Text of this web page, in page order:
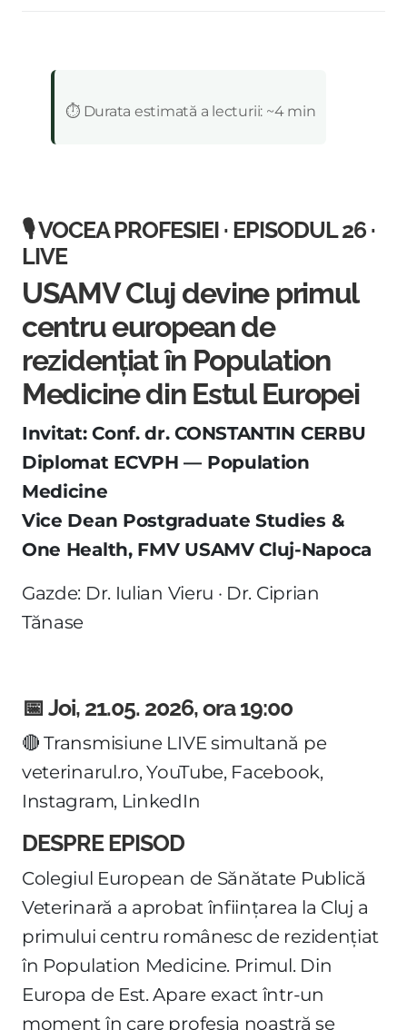
⏱️ Durata estimată a lecturii: ~4 min
🎙️ VOCEA PROFESIEI · EPISODUL 26 ·
LIVE
USAMV Cluj devine primul
centru european de
rezidențiat în Population
Medicine din Estul Europei
Invitat: Conf. dr. CONSTANTIN CERBU
Diplomat ECVPH — Population
Medicine
Vice Dean Postgraduate Studies &
One Health, FMV USAMV Cluj-Napoca
Gazde: Dr. Iulian Vieru · Dr. Ciprian
Tănase
📅 Joi, 21.05. 2026, ora 19:00
🔴 Transmisiune LIVE simultană pe
veterinarul.ro, YouTube, Facebook,
Instagram, LinkedIn
DESPRE EPISOD
Colegiul European de Sănătate Publică
Veterinară a aprobat înființarea la Cluj a
primului centru românesc de rezidențiat
în Population Medicine. Primul. Din
Europa de Est. Apare exact într-un
moment în care profesia noastră se